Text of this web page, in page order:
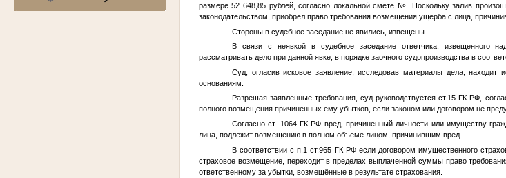
размере 52 648,85 рублей, согласно локальной смете №
. Поскольку залив
законодательством, приобрел право требования возмещения ущерба с лица,
Стороны в судебное заседание не явились, извещены.
В связи с неявкой в судебное заседание ответчика, извещенного
рассматривать дело при данной явке, в порядке заочного судопроизводства в
Суд, огласив исковое заявление, исследовав материалы дела,
основаниям.
Разрешая заявленные требования, суд руководствуется ст.15 ГК РФ,
полного возмещения причиненных ему убытков, если законом или договором не
Согласно ст. 1064 ГК РФ вред, причиненный личности или имуществу
лица, подлежит возмещению в полном объеме лицом, причинившим вред.
В соответствии с п.1 ст.965 ГК РФ если договором имущественного
страховое возмещение, переходит в пределах выплаченной суммы право
ответственному за убытки, возмещённые в результате страхования.